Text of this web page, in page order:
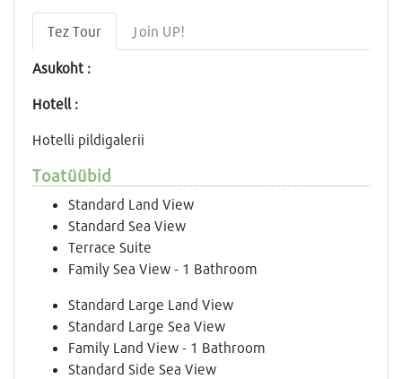
Tez Tour Join UP!
Asukoht :
Hotell :
Hotelli pildigalerii
Toatüübid
Standard Land View
Standard Sea View
Terrace Suite
Family Sea View - 1 Bathroom
Standard Large Land View
Standard Large Sea View
Family Land View - 1 Bathroom
Standard Side Sea View